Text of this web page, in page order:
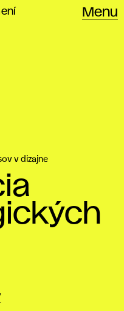
Menu
v dizajne